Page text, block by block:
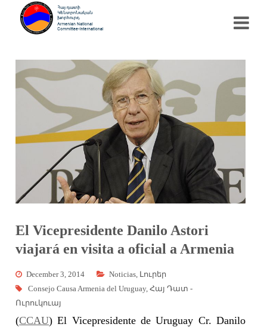
El Vicepresidente Danilo Astori
viajará en visita a oficial a Armenia
December 3, 2014 Noticias Լուրեր
Consejo Causa Armenia del Uruguay,Հայ Դատ -
Ուրուկուայ
(CCAU) El Vicepresidente de Uruguay Cr. Danilo